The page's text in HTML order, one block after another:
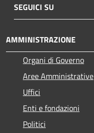
SEGUICI SU
AMMINISTRAZIONE
Organi di Governo
Aree Amministrative
Uffici
Enti e fondazioni
Politici